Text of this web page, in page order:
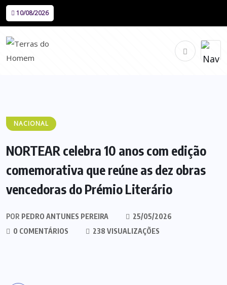
10/08/2026
NACIONAL
NORTEAR celebra 10 anos com edição
comemorativa que reúne as dez obras
vencedoras do Prémio Literário
POR PEDRO ANTUNES PEREIRA
25/05/2026
0 COMENTÁRIOS
238 VISUALIZAÇÕES